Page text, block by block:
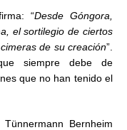
“Desde Góngora,
el sortilegio de ciertos
de su creación”.
siempre debe de
que no han tenido el
Bernheim